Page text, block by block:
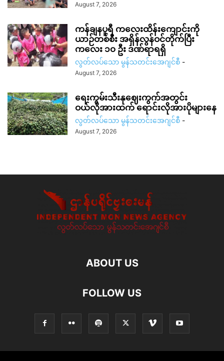
August 7, 2026
ကန်ချနပူရီ ကလေးထိန်းကျောင်းကို
ယာဉ်တစ်စီး အရှိန်လွန်ဝင်တိုက်ပြီး
ကလေး ၁၀ ဦး ဒဏ်ရာရရှိ
လွတ်လပ်သော မွန်သတင်းအေဂျင်စီ -
August 7, 2026
ရေးကွမ်းသီးနုဈေးကွက်အတွင်း
ဝယ်လိုအားထက် ရောင်းလိုအားပိုများနေ
လွတ်လပ်သော မွန်သတင်းအေဂျင်စီ -
August 7, 2026
ABOUT US
FOLLOW US